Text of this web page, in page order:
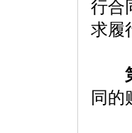
行合
求履
同的